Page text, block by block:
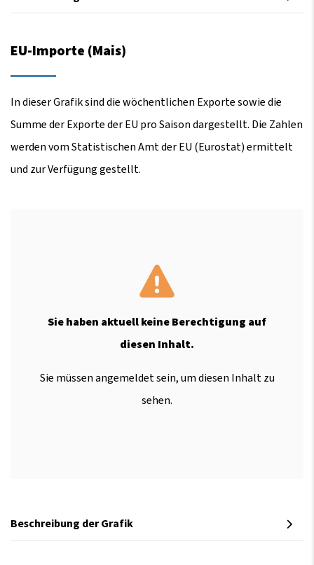
EU-Importe (Mais)
In dieser Grafik sind die wöchentlichen Exporte sowie die
Summe der Exporte der EU pro Saison dargestellt. Die Zahlen
werden vom Statistischen Amt der EU (Eurostat) ermittelt
und zur Verfügung gestellt.
Sie haben aktuell keine Berechtigung auf
diesen Inhalt.
Sie müssen angemeldet sein, um diesen Inhalt zu
sehen.
Beschreibung der Grafik